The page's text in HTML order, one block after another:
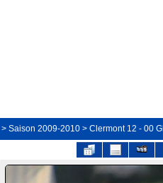
> Saison 2009-2010 > Clermont 12 - 00